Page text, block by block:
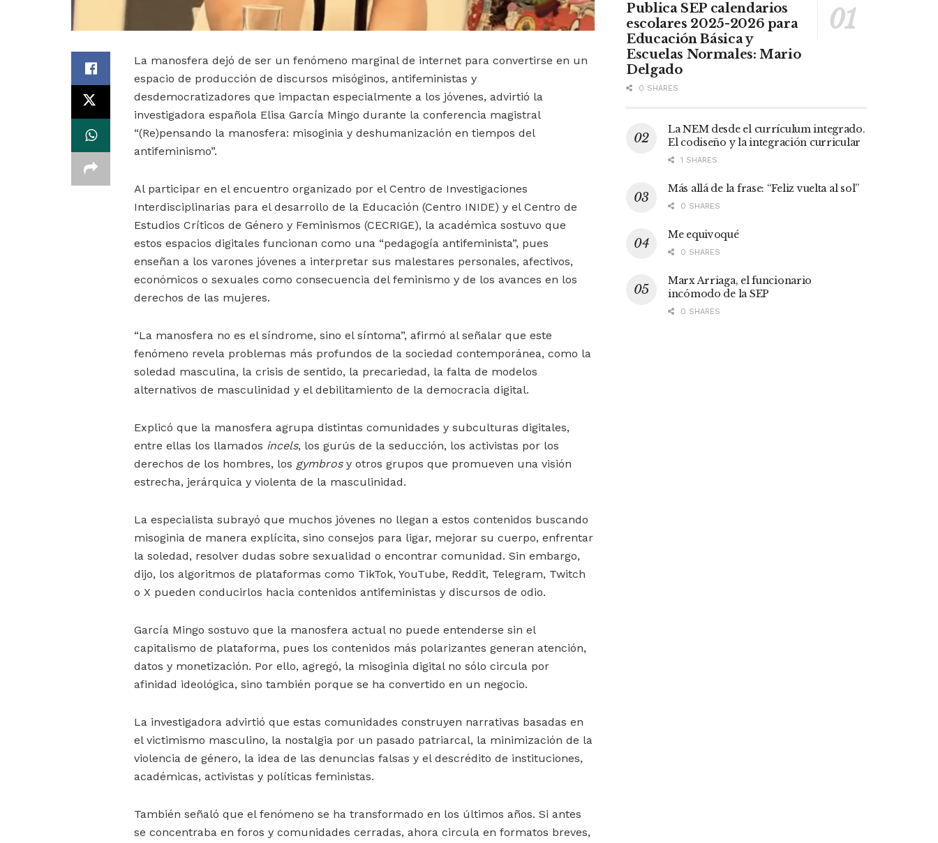
La manosfera dejó de ser un fenómeno marginal de internet para convertirse en un
espacio de producción de discursos misóginos, antifeministas y
desdemocratizadores que impactan especialmente a los jóvenes, advirtió la
investigadora española Elisa García Mingo durante la conferencia magistral
“(Re)pensando la manosfera: misoginia y deshumanización en tiempos del
antifeminismo”.
Al participar en el encuentro organizado por el Centro de Investigaciones
Interdisciplinarias para el desarrollo de la Educación (Centro INIDE) y el Centro de
Estudios Críticos de Género y Feminismos (CECRIGE), la académica sostuvo que
estos espacios digitales funcionan como una “pedagogía antifeminista”, pues
enseñan a los varones jóvenes a interpretar sus malestares personales, afectivos,
económicos o sexuales como consecuencia del feminismo y de los avances en los
derechos de las mujeres.
“La manosfera no es el síndrome, sino el síntoma”, afirmó al señalar que este
fenómeno revela problemas más profundos de la sociedad contemporánea, como la
soledad masculina, la crisis de sentido, la precariedad, la falta de modelos
alternativos de masculinidad y el debilitamiento de la democracia digital.
Explicó que la manosfera agrupa distintas comunidades y subculturas digitales,
entre ellas los llamados incels, los gurús de la seducción, los activistas por los
derechos de los hombres, los gymbrosy otros grupos que promueven una visión
estrecha, jerárquica y violenta de la masculinidad.
La especialista subrayó que muchos jóvenes no llegan a estos contenidos buscando
misoginia de manera explícita, sino consejos para ligar, mejorar su cuerpo, enfrentar
la soledad, resolver dudas sobre sexualidad o encontrar comunidad. Sin embargo,
dijo, los algoritmos de plataformas como TikTok, YouTube, Reddit, Telegram, Twitch
o X pueden conducirlos hacia contenidos antifeministas y discursos de odio.
García Mingo sostuvo que la manosfera actual no puede entenderse sin el
capitalismo de plataforma, pues los contenidos más polarizantes generan atención,
datos y monetización. Por ello, agregó, la misoginia digital no sólo circula por
afinidad ideológica, sino también porque se ha convertido en un negocio.
La investigadora advirtió que estas comunidades construyen narrativas basadas en
el victimismo masculino, la nostalgia por un pasado patriarcal, la minimización de la
violencia de género, la idea de las denuncias falsas y el descrédito de instituciones,
académicas, activistas y políticas feministas.
También señaló que el fenómeno se ha transformado en los últimos años. Si antes
se concentraba en foros y comunidades cerradas, ahora circula en formatos breves,
Publica SEP calendarios
escolares 2025-2026 para
Educación Básica y
Escuelas Normales: Mario
Delgado
0 SHARES
La NEM desde el currículum integrado.
El codiseño y la integración curricular
1 SHARES
Más allá de la frase: “Feliz vuelta al sol”
0 SHARES
Me equivoqué
0 SHARES
Marx Arriaga, el funcionario
incómodo de la SEP
0 SHARES